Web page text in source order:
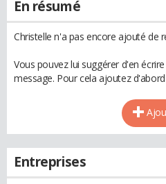
En résumé
Christelle n'a pas encore ajouté de
Vous pouvez lui suggérer d'en
message. Pour cela ajoutez
Entreprises